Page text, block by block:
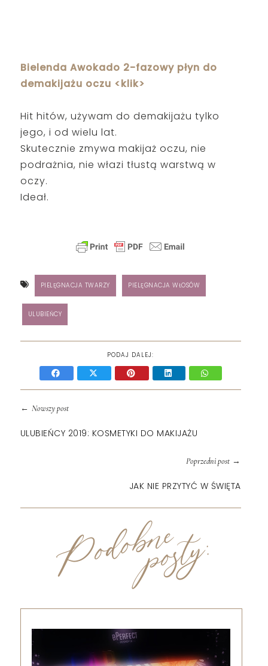
Bielenda Awokado 2-fazowy płyn do
demakijażu oczu <klik>
Hit hitów, używam do demakijażu tylko
jego, i od wielu lat.
Skutecznie zmywa makijaż oczu, nie
podrażnia, nie włazi tłustą warstwą w
oczy.
Ideał.
PIELĘGNACJA TWARZY PIELĘGNACJA WŁOSÓW
ULUBIEŃCY
PODAJ DALEJ:
← Nowszy post
ULUBIEŃCY 2019: KOSMETYKI DO MAKIJAŻU
Poprzedni post→
JAK NIE PRZYTYĆ W ŚWIĘTA